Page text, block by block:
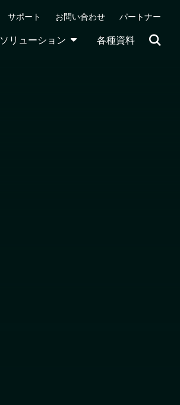
Secondary Navigation (JA)
サポート お問い合わせ パートナー
ソリューション TOGGLE DROPDOWN
各種資料